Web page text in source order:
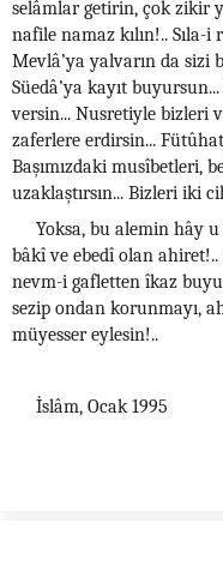
selâmlar getirin, çok zikir
nafile namaz kılın!.. Sıla-i
Mevlâ’ya yalvarın da sizi
Süedâ’ya kayıt buyursun...
versin... Nusretiyle bizleri
zaferlere erdirsin...
Başımızdaki musîbetleri,
uzaklaştırsın... Bizleri iki
Yoksa, bu alemin hây
bâkî ve ebedî olan
nevm-i gafletten îkaz
sezip ondan korunmayı,
müyesser eylesin!..
İslâm, Ocak 1995